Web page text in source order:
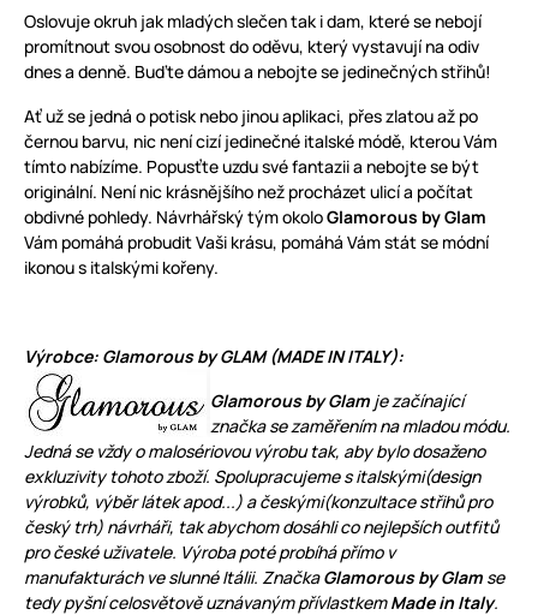
Oslovuje okruh jak mladých slečen tak i dam, které se nebojí
promítnout svou osobnost do oděvu, který vystavují na odiv
dnes a denně. Buďte dámou a nebojte se jedinečných střihů!
Ať už se jedná o potisk nebo jinou aplikaci, přes zlatou až po
černou barvu, nic není cizí jedinečné italské módě, kterou Vám
tímto nabízíme. Popusťte uzdu své fantazii a nebojte se být
originální. Není nic krásnějšího než procházet ulicí a počítat
obdivné pohledy. Návrhářský tým okoloGlamorous by Glam
Vám pomáhá probudit Vaši krásu, pomáhá Vám stát se módní
ikonou s italskými kořeny.
Výrobce: Glamorous by GLAM (MADE IN ITALY):
Glamorous by Glam je začínající
značka se zaměřením na mladou módu.
Jedná se vždy omalosériovou výrobutak, aby bylo dosaženo
exkluzivity tohoto zboží. Spolupracujeme s italskými(design
výrobků, výběr látek apod...) a českými(konzultace střihů pro
český trh) návrháři, tak abychom dosáhli co nejlepších outfitů
pro české uživatele. Výroba poté probíhá přímo v
manufakturách ve slunné Itálii. ZnačkaGlamorous by Glam se
tedy pyšní celosvětově uznávaným přívlastkemMade in Italy.